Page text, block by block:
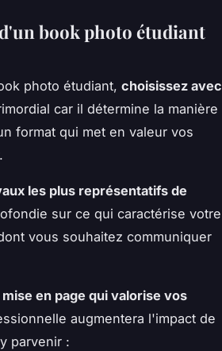
book photo étudiant
photo étudiant, choisissez avec
car il détermine la manière
format qui met en valeur vos
les plus représentatifs de
sur ce qui caractérise votre
vous souhaitez communiquer
mise en page qui valorise vos
augmentera l'impact de
parvenir :